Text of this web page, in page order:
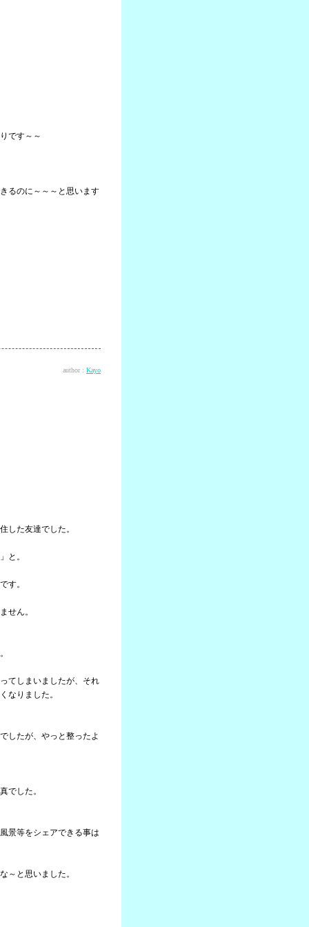
です～～
るのに～～～と思います
author : Kayo
した友達でした。
と。
す。
せん。
てしまいましたが、それ
なりました。
したが、やっと整ったよ
でした。
景等をシェアできる事は
～と思いました。